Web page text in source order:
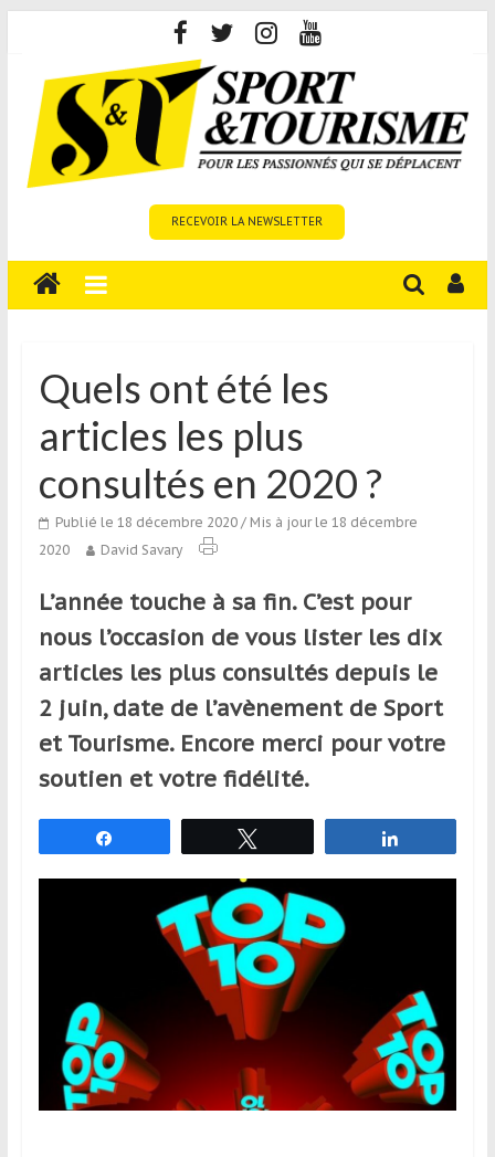
content
Tourisme
est
média
sur
tourisme
sportif
s’adresse
aux
voyageurs
ponctuels
ou
réguliers,
pratiquants,
passionnés
ou
simples
de
sport,
qui
l’étranger
assouvir
RECEVOIR LA NEWSLETTER
Quels ont été les
articles les plus
consultés en 2020 ?
Publié le 18 décembre 2020/ Mis à jour le 18 décembre
2020
David Savary
L’année touche à sa fin. C’est pour
nous l’occasion de vous lister les dix
articles les plus consultés depuis le
2 juin, date de l’avènement de Sport
et Tourisme. Encore merci pour votre
soutien et votre fidélité.